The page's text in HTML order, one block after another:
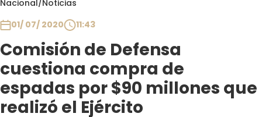
Nacional/Noticias
01/ 07/ 2020
11:43
Comisión de Defensa
cuestiona compra de
espadas por $90 millones que
realizó el Ejército
Club De La Comedia
Contigo en Directo
Plan Perfecto
El Tiempo
Sabingo
Todos Los Programas